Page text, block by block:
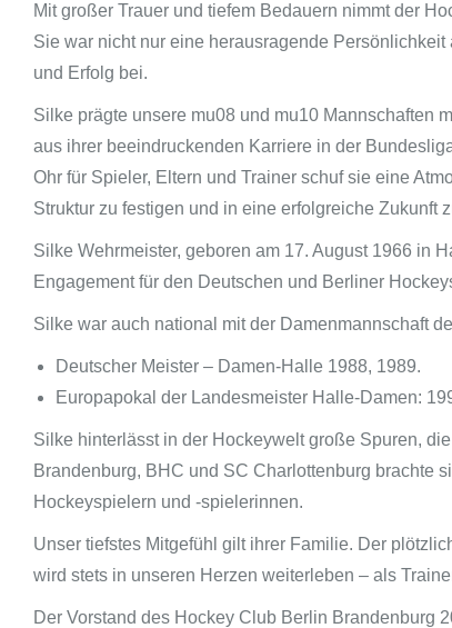
Mit großer Trauer und tiefem Bedauern nimmt der
Sie war nicht nur eine herausragende
und Erfolg bei.
Silke prägte unsere mu08 und mu10 Mannschaften
aus ihrer beeindruckenden Karriere in der
Ohr für Spieler, Eltern und Trainer schuf sie eine
Struktur zu festigen und in eine erfolgreiche Zukunft
Silke Wehrmeister, geboren am 17. August 1966 in
Engagement für den Deutschen und Berliner
Silke war auch national mit der Damenmannschaft
Deutscher Meister – Damen-Halle 1988, 1989.
Europapokal der Landesmeister Halle-Damen:
Silke hinterlässt in der Hockeywelt große Spuren,
Brandenburg, BHC und SC Charlottenburg brachte
Hockeyspielern und -spielerinnen.
Unser tiefstes Mitgefühl gilt ihrer Familie. Der
wird stets in unseren Herzen weiterleben – als
Der Vorstand des Hockey Club Berlin Brandenburg